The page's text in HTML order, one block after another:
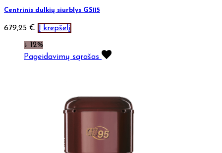
Centrinis dulkių siurblys GS115
679,25 € Į krepšelį
↓ 12%
Pageidavimų sąrašas